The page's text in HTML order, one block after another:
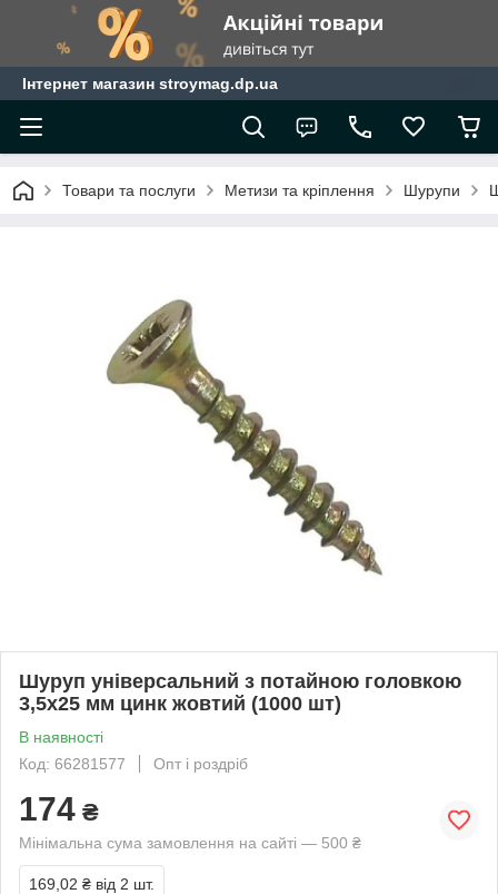
Інтернет магазин stroymag.dp.ua
Товари та послуги Метизи та кріплення Шурупи
Шуруп універсальний з потайною головкою
3,5х25 мм цинк жовтий (1000 шт)
В наявності
Код: 66281577
Опт і роздріб
174 ₴
Мінімальна сума замовлення на сайті — 500 ₴
169,02 ₴ від 2 шт.